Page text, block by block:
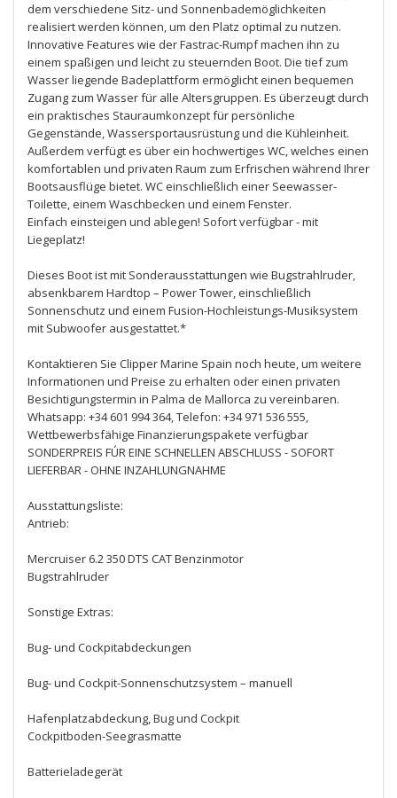
dem verschiedene Sitz- und Sonnenbademöglichkeiten
realisiert werden können, um den Platz optimal zu nutzen.
Innovative Features wie der Fastrac-Rumpf machen ihn zu
einem spaßigen und leicht zu steuernden Boot. Die tief zum
Wasser liegende Badeplattform ermöglicht einen bequemen
Zugang zum Wasser für alle Altersgruppen. Es überzeugt durch
ein praktisches Stauraumkonzept für persönliche
Gegenstände, Wassersportausrüstung und die Kühleinheit.
Außerdem verfügt es über ein hochwertiges WC, welches einen
komfortablen und privaten Raum zum Erfrischen während Ihrer
Bootsausflüge bietet. WC einschließlich einer Seewasser-
Toilette, einem Waschbecken und einem Fenster.
Einfach einsteigen und ablegen! Sofort verfügbar - mit
Liegeplatz!
Dieses Boot ist mit Sonderausstattungen wie Bugstrahlruder,
absenkbarem Hardtop – Power Tower, einschließlich
Sonnenschutz und einem Fusion-Hochleistungs-Musiksystem
mit Subwoofer ausgestattet.*
Kontaktieren Sie Clipper Marine Spain noch heute, um weitere
Informationen und Preise zu erhalten oder einen privaten
Besichtigungstermin in Palma de Mallorca zu vereinbaren.
Whatsapp: +34 601 994 364, Telefon: +34 971 536 555,
Wettbewerbsfähige Finanzierungspakete verfügbar
SONDERPREIS FÚR EINE SCHNELLEN ABSCHLUSS - SOFORT
LIEFERBAR - OHNE INZAHLUNGNAHME
Ausstattungsliste:
Antrieb:
Mercruiser 6.2 350 DTS CAT Benzinmotor
Bugstrahlruder
Sonstige Extras:
Bug- und Cockpitabdeckungen
Bug- und Cockpit-Sonnenschutzsystem – manuell
Hafenplatzabdeckung, Bug und Cockpit
Cockpitboden-Seegrasmatte
Batterieladegerät